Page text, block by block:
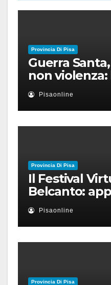
Provincia Di Pisa
Guerra
non
nuovo
Pisaonline
Provincia Di Pisa
Il Festival
Belcanto:
28 luglio a
Ruben Micieli
Pisaonline
Provincia Di Pisa